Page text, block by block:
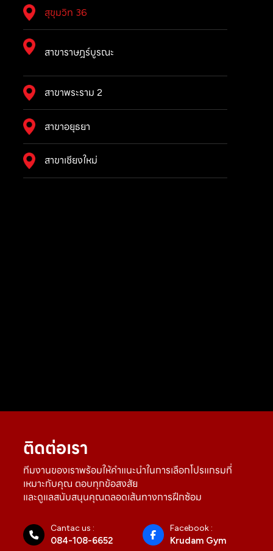
สุขุมวิท 36
สาขาราษฎร์บูรณะ
สาขาพระราม 2
สาขาอยุธยา
สาขาเชียงใหม่
ติดต่อเรา
ทีมงานของเราพร้อมให้คำแนะนำในการเลือกโปรแกรมที่
เหมาะกับคุณ ตอบทุกข้อสงสัย
และดูแลสนับสนุนคุณตลอดเส้นทางการฝึกซ้อม
Cantac us :
084-108-6652
Facebook :
Krudam Gym